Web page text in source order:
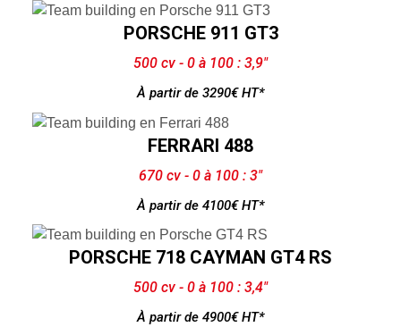
PORSCHE 911 GT3
500 cv - 0 à 100 : 3,9"
À partir de 3290€ HT*
FERRARI 488
670 cv - 0 à 100 : 3"
À partir de 4100€ HT*
PORSCHE 718 CAYMAN GT4 RS
500 cv - 0 à 100 : 3,4"
À partir de 4900€ HT*